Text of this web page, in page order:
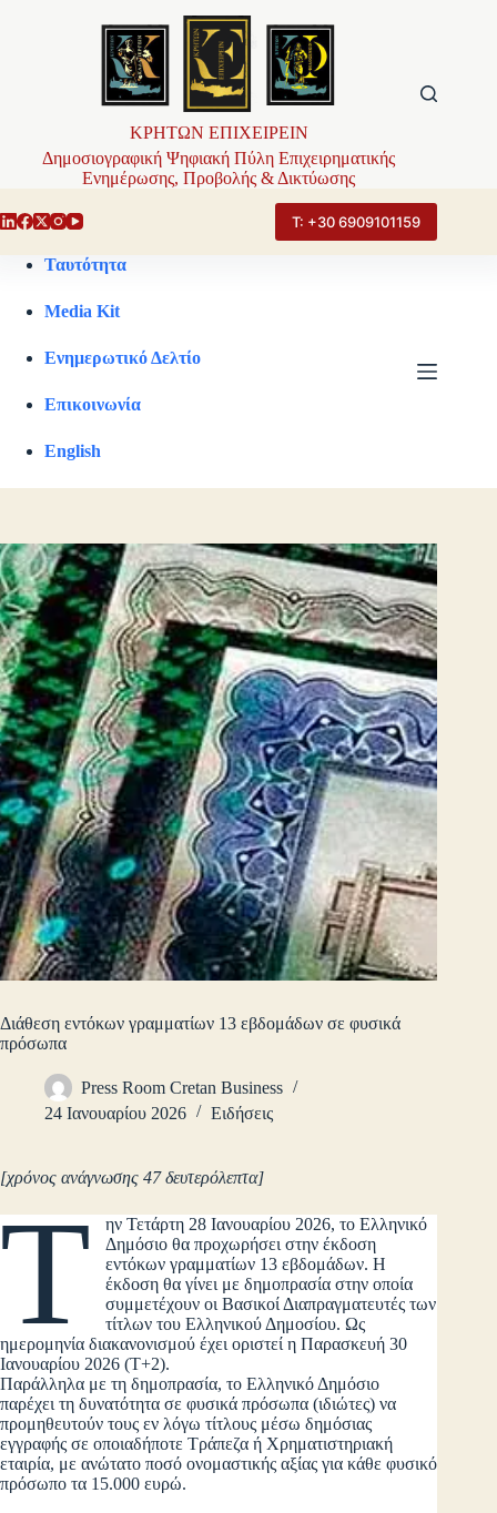
ΚΡΗΤΩΝ ΕΠΙΧΕΙΡΕΙΝ
Δημοσιογραφική Ψηφιακή Πύλη Επιχειρηματικής
Ενημέρωσης, Προβολής & Δικτύωσης
Τ: +30 6909101159
Ταυτότητα
Media Kit
Ενημερωτικό Δελτίο
Επικοινωνία
English
Διάθεση εντόκων γραμματίων 13 εβδομάδων σε φυσικά
πρόσωπα
Press Room Cretan Business
24 Ιανουαρίου 2026
Ειδήσεις
[χρόνος ανάγνωσης 47 δευτερόλεπτα]
Τ
ην Τετάρτη 28 Ιανουαρίου 2026, το Ελληνικό
Δημόσιο θα προχωρήσει στην έκδοση
εντόκων γραμματίων 13 εβδομάδων. Η
έκδοση θα γίνει με δημοπρασία στην οποία
συμμετέχουν οι Βασικοί Διαπραγματευτές των
τίτλων του Ελληνικού Δημοσίου. Ως
ημερομηνία διακανονισμού έχει οριστεί η Παρασκευή 30
Ιανουαρίου 2026 (Τ+2).
Παράλληλα με τη δημοπρασία, το Ελληνικό Δημόσιο
παρέχει τη δυνατότητα σε φυσικά πρόσωπα (ιδιώτες) να
προμηθευτούν τους εν λόγω τίτλους μέσω δημόσιας
εγγραφής σε οποιαδήποτε Τράπεζα ή Χρηματιστηριακή
εταιρία, με ανώτατο ποσό ονομαστικής αξίας για κάθε φυσικό
πρόσωπο τα 15.000 ευρώ.